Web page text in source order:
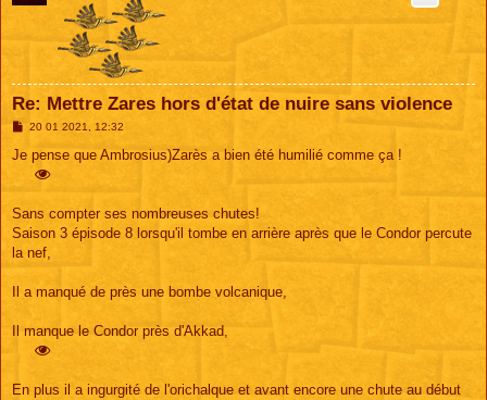
Re: Mettre Zares hors d'état de nuire sans violence
M
s
20 01 2021, 12:32
Je pense que Ambrosius)Zarès a bien été humilié comme ça !
Sans compter ses nombreuses chutes!
Saison 3 épisode 8 lorsqu'il tombe en arrière après que le Condor percute
la nef,
Il a manqué de près une bombe volcanique,
Il manque le Condor près d'Akkad,
En plus il a ingurgité de l'orichalque et avant encore une chute au début